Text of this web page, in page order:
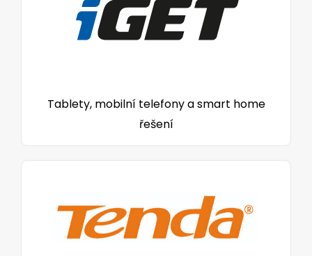
Tablety, mobilní telefony a smart home
řešení